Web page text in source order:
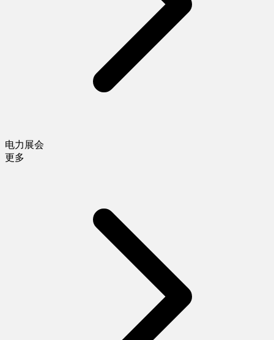
电力展会
更多